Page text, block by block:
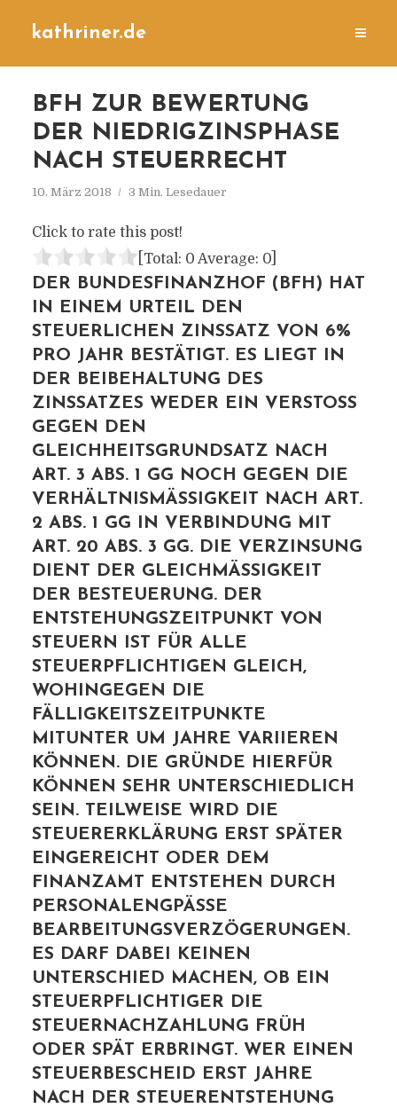
kathriner.de
BFH ZUR BEWERTUNG
DER NIEDRIGZINSPHASE
NACH STEUERRECHT
10. März 2018 3 Min. Lesedauer
Click to rate this post!
[Total: 0 Average: 0]
DER BUNDESFINANZHOF (BFH) HAT
IN EINEM URTEIL DEN
STEUERLICHEN ZINSSATZ VON 6%
PRO JAHR BESTÄTIGT. ES LIEGT IN
DER BEIBEHALTUNG DES
ZINSSATZES WEDER EIN VERSTOSS G
EGEN DEN G
LEICHHEITSGRUNDSATZ NACH A
RT. 3 ABS. 1 GG NOCH GEGEN DIE V
ERHÄLTNISMÄSSIGKEIT NACH ART. 2
ABS. 1 GG IN VERBINDUNG MIT AR
T. 20 ABS. 3 GG. DIE VERZINSUNG DI
ENT DER GLEICHMÄSSIGKEIT DER
BESTEUERUNG. DER ENT
STEHUNGSZEITPUNKT VON STE
UERN IST FÜR ALLE STE
UERPFLICHTIGEN GLEICH, WOH
INGEGEN DIE FÄL
LIGKEITSZEITPUNKTE MIT
UNTER UM JAHRE VARIIEREN KÖN
NEN. DIE GRÜNDE HIERFÜR KÖN
NEN SEHR UNTERSCHIEDLICH SEI
N. TEILWEISE WIRD DIE STE
UERERKLÄRUNG ERST SPÄTER EIN
GEREICHT ODER DEM FIN
ANZAMT ENTSTEHEN DURCH PER
SONALENGPÄSSE BEA
RBEITUNGSVERZÖGERUNGEN. ES
DARF DABEI KEINEN UNT
ERSCHIED MACHEN, OB EIN STE
UERPFLICHTIGER DIE STE
UERNACHZAHLUNG FRÜH ODE
R SPÄT ERBRINGT. WER EINEN STE
UERBESCHEID ERST JAHRE NAC
H DER STEUERENTSTEHUNG ERH